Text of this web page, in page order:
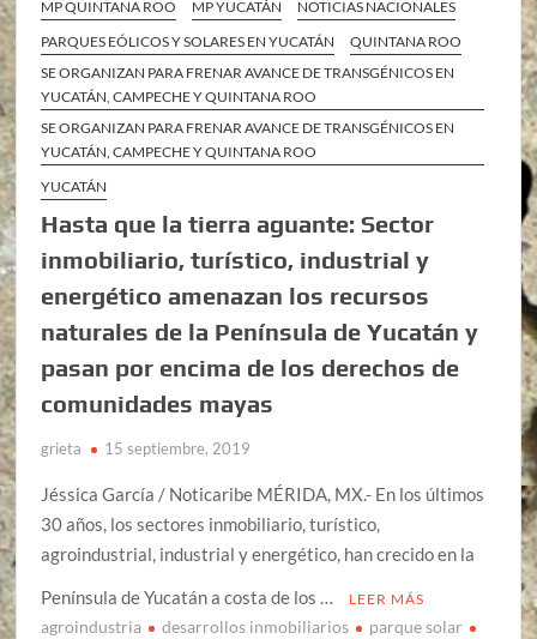
MP QUINTANA ROO
MP YUCATÁN
NOTICIAS NACIONALES
PARQUES EÓLICOS Y SOLARES EN YUCATÁN
QUINTANA ROO
SE ORGANIZAN PARA FRENAR AVANCE DE TRANSGÉNICOS EN
YUCATÁN, CAMPECHE Y QUINTANA ROO
SE ORGANIZAN PARA FRENAR AVANCE DE TRANSGÉNICOS EN
YUCATÁN, CAMPECHE Y QUINTANA ROO
YUCATÁN
Hasta que la tierra aguante: Sector
inmobiliario, turístico, industrial y
energético amenazan los recursos
naturales de la Península de Yucatán y
pasan por encima de los derechos de
comunidades mayas
grieta 15 septiembre, 2019
Jéssica García / Noticaribe MÉRIDA, MX.- En los últimos
30 años, los sectores inmobiliario, turístico,
agroindustrial, industrial y energético, han crecido en la
Península de Yucatán a costa de los …
LEER MÁS
agroindustria desarrollos inmobiliarios
parque solar